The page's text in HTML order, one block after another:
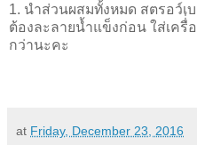
1. นำส่วนผสมทั้งหมด สตรอว์เ
ต้องละลายนํ้าแข็งก่อน ใส่เครื่่
กว่านะคะ
at Friday, December 23, 2016